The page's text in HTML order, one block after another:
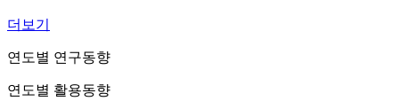
더보기
연도별 연구동향
연도별 활용동향